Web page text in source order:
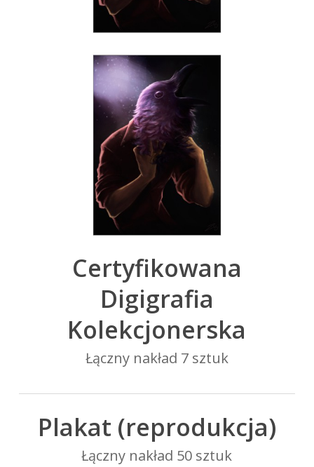
Certyfikowana
Digigrafia
Kolekcjonerska
Łączny nakład 7 sztuk
Plakat (reprodukcja)
Łączny nakład 50 sztuk